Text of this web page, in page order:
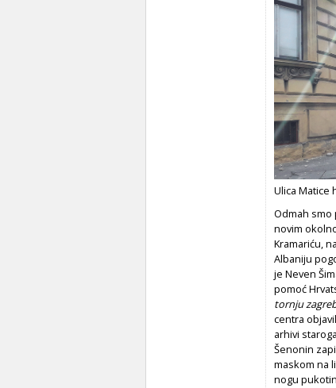
Ulica Matice
Odmah smo
novim
Kramariću,
Albaniju
je Neven
pomoć
tornju
centra
arhivi staroga
Šenonin
maskom na
nogu